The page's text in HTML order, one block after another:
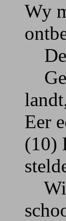
Wy
Eer
(10)